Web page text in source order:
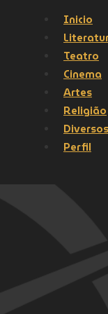
Inicio
Teatro
Cinema
Artes
Religião
Diversos
Perfil